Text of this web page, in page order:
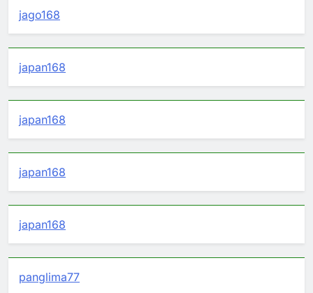
jago168
japan168
japan168
japan168
japan168
panglima77